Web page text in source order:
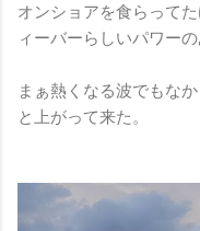
オンショアを食らって
ィーバーらしいパワー
まぁ熱くなる波でもな
と上がって来た。